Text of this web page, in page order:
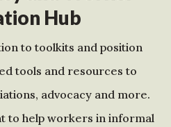
Hub
to toolkits and position
tools and resources to
advocacy and more.
to help workers in informal